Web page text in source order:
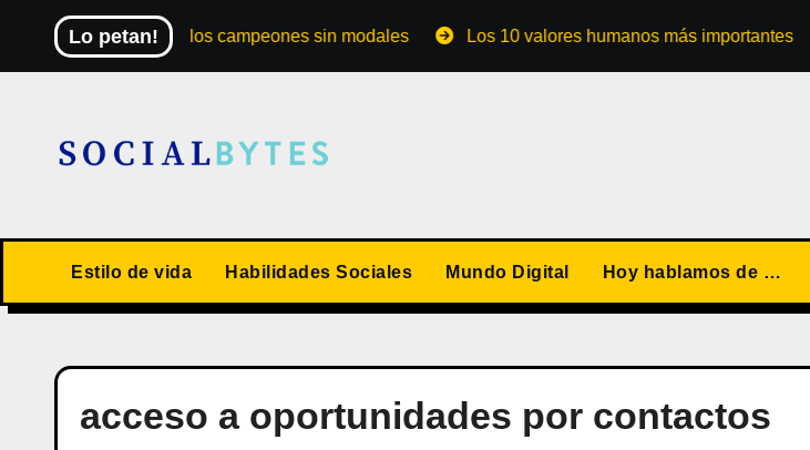
contenido
Lo petan!
El Mundial de los campeones sin modales Los 10 valores humanos más importantes
Estilo de vida Habilidades Sociales Mundo Digital Hoy hablamos de …
acceso a oportunidades por contactos